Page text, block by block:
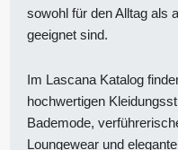
sowohl für den Alltag als
geeignet sind.
Im Lascana Katalog
hochwertigen
Bademode,
Loungewear und